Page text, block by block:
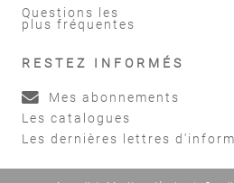
Questions les
plus fréquentes
RESTEZ INFORMÉS
Mes abonnements
Les catalogues
Les dernières lettres